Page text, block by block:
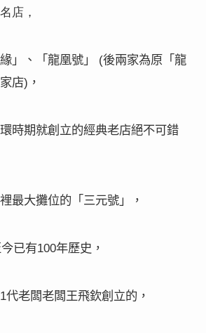
店，
」、「龍凰號」 (後兩家為原「龍
店) ，
時期就創立的經典老店絕不可錯
最大攤位的「三元號」，
已有100年歷史，
1代老闆老闆王飛欽創立的，